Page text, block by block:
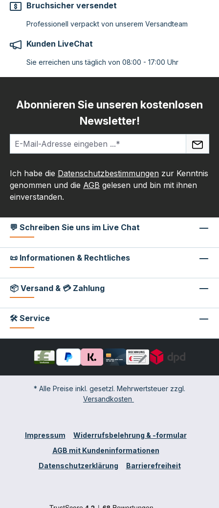
Bruchsicher versendet
Professionell verpackt von unserem Versandteam
Kunden LiveChat
Sie erreichen uns täglich von 08:00 - 17:00 Uhr
Abonnieren Sie unseren kostenlosen
Newsletter!
Ich habe die Datenschutzbestimmungen zur Kenntnis
genommen und die AGB gelesen und bin mit ihnen
einverstanden.
💬 Schreiben Sie uns im Live Chat
📜 Informationen & Rechtliches
📦 Versand & 💳 Zahlung
🛠 Service
* Alle Preise inkl. gesetzl. Mehrwertsteuer zzgl.
Versandkosten
Impressum
Widerrufsbelehrung & -formular
AGB mit Kundeninformationen
Datenschutzerklärung
Barrierefreiheit